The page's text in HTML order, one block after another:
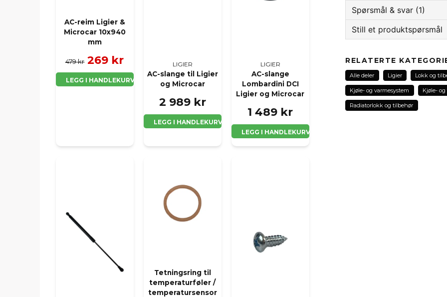
AC-reim Ligier &
Microcar 10x940
mm
479 kr 269 kr
LEGG I HANDLEKURV
LIGIER
AC-slange til Ligier
og Microcar
2 989 kr
LEGG I HANDLEKURV
LIGIER
AC-slange
Lombardini DCI
Ligier og Microcar
1 489 kr
LEGG I HANDLEKURV
Tetningsring til
temperaturføler /
temperatursensor
Spørsmål & svar (1)
tanken leveres uten
Butikken svarte
Hei! Vi har riktig lokk til
Ligier / Microcar
Still et produktspørsmål
Spør oss noe om
name
Navn
RELATERTE
Alle deler Ligier Lokk og
Kjøle- og varmesystem Kjøle-
Radiatorlokk og tilbehør